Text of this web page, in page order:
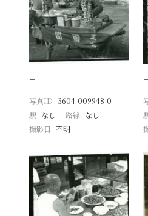
−
写真ID 3604-009948-0
駅 なし 路線 なし
撮影日
不明
−